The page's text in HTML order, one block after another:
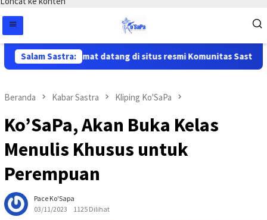
Salam Sastra:Selamat datang di situs resmi Komunitas Sastra
Beranda Kabar Sastra Kliping Ko'SaPa
Ko’SaPa, Akan Buka Kelas
Menulis Khusus untuk
Perempuan
Pace Ko'Sapa
03/11/2023
1125 Dilihat